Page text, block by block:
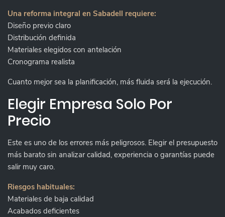
Una reforma integral en Sabadell requiere:
Diseño previo claro
Distribución definida
Materiales elegidos con antelación
Cronograma realista
Cuanto mejor sea la planificación, más fluida será la ejecución.
Elegir Empresa Solo Por
Precio
Este es uno de los errores más peligrosos. Elegir el presupuesto
más barato sin analizar calidad, experiencia o garantías puede
salir muy caro.
Riesgos habituales:
Materiales de baja calidad
Acabados deficientes